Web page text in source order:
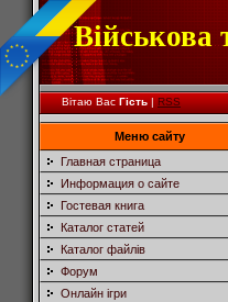
Військова
Вітаю Вас Гість|RSS
Меню сайту
Главная страница
Информация о сайте
Гостевая книга
Каталог статей
Каталог файлів
Форум
Онлайн ігри